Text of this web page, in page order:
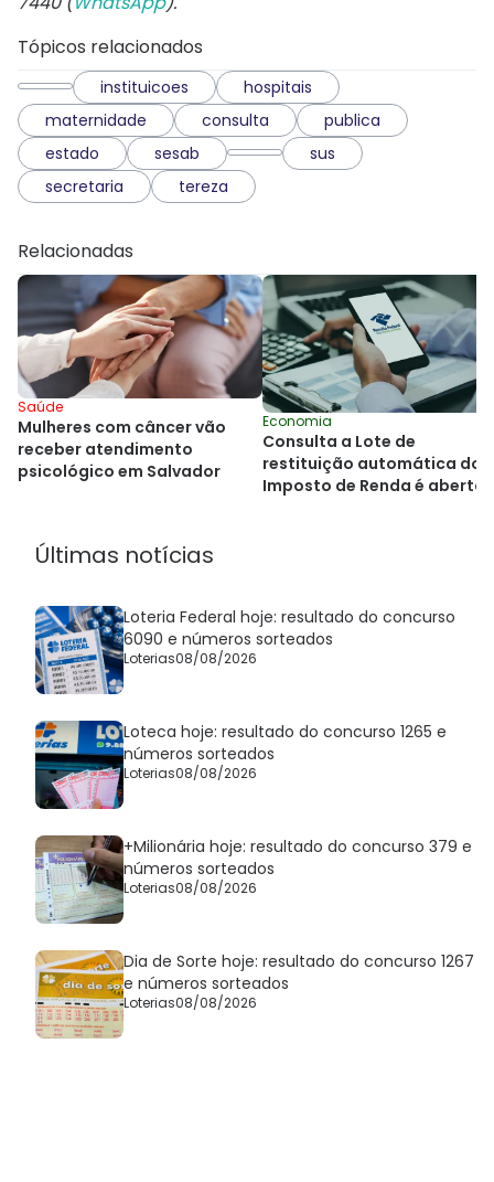
Tópicos relacionados
instituicoes
hospitais
maternidade
consulta
publica
estado
sesab
sus
secretaria
tereza
Relacionadas
Saúde
Mulheres com câncer vão
receber atendimento
psicológico em Salvador
Economia
Consulta a Lote de
restituição automática do
Imposto de Renda é aberta
Últimas notícias
Loteria Federal hoje: resultado do concurso
6090 e números sorteados
Loterias08/08/2026
Loteca hoje: resultado do concurso 1265 e
números sorteados
Loterias08/08/2026
+Milionária hoje: resultado do concurso 379 e
números sorteados
Loterias08/08/2026
Dia de Sorte hoje: resultado do concurso 1267
e números sorteados
Loterias08/08/2026